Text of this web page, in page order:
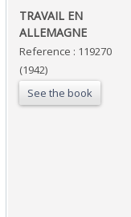
‎TRAVAIL EN
ALLEMAGNE ‎
Reference : 119270
(1942)
See the book